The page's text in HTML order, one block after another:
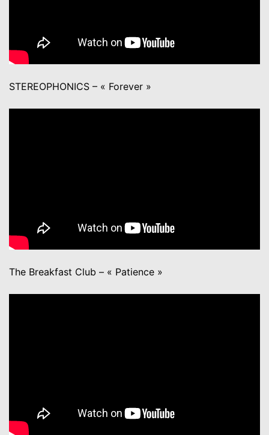
STEREOPHONICS – « Forever »
The Breakfast Club – « Patience »